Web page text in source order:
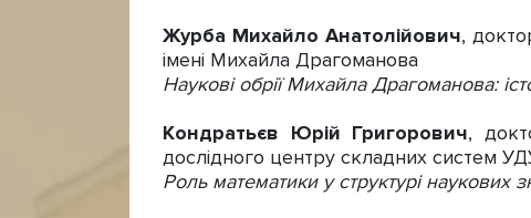
Журба Михайло Анатолійович,
імені Михайла Драгоманова
Наукові обрії Михайла Драгоманова:
Кондратьєв Юрій Григорович,
дослідного центру складних систем
Роль математики у структурі наукових